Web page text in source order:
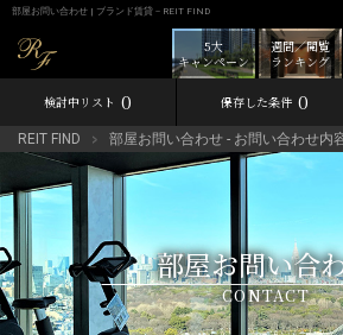
部屋お問い合わせ | ブランド賃貸－REIT FIND
週間／閲覧
ランキング
5大
キャンペーン
検討中リスト 0 保存した条件 0
REIT FIND 部屋お問い合わせ - お問い合わせ内
部屋お問い合
CONTACT